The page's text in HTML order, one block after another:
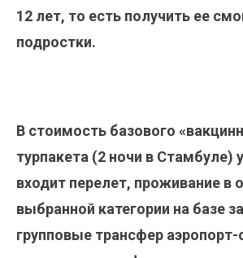
12 лет, то есть получить ее
подростки.
В стоимость базового
турпакета (2 ночи в Стамбуле)
входит перелет, проживание в
выбранной категории на базе
групповые трансфер аэропорт-